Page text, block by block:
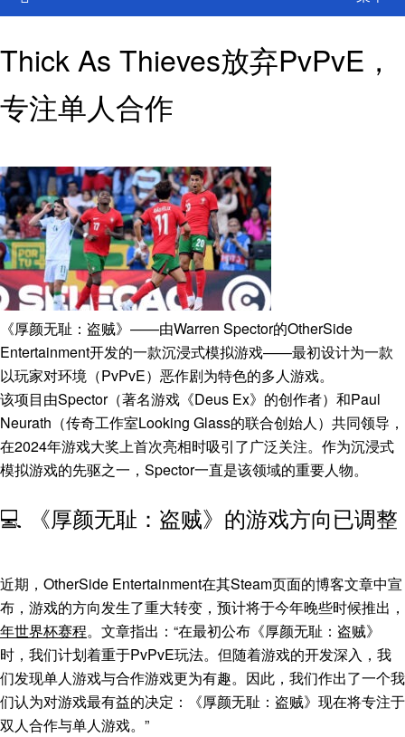
Thick As Thieves放弃PvPvE，
专注单人合作
《厚颜无耻：盗贼》——由Warren Spector的OtherSide
Entertainment开发的一款沉浸式模拟游戏——最初设计为一款
以玩家对环境（PvPvE）恶作剧为特色的多人游戏。
该项目由Spector（著名游戏《Deus Ex》的创作者）和Paul
Neurath（传奇工作室Looking Glass的联合创始人）共同领导，
在2024年游戏大奖上首次亮相时吸引了广泛关注。作为沉浸式
模拟游戏的先驱之一，Spector一直是该领域的重要人物。
💻 《厚颜无耻：盗贼》的游戏方向已调整
近期，OtherSide Entertainment在其Steam页面的博客文章中宣
布，游戏的方向发生了重大转变，预计将于今年晚些时候推出，
年世界杯赛程。文章指出：“在最初公布《厚颜无耻：盗贼》
时，我们计划着重于PvPvE玩法。但随着游戏的开发深入，我
们发现单人游戏与合作游戏更为有趣。因此，我们作出了一个我
们认为对游戏最有益的决定：《厚颜无耻：盗贼》现在将专注于
双人合作与单人游戏。”